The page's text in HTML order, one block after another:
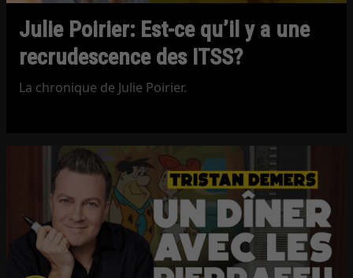
Julie Poirier: Est-ce qu’il y a une
recrudescence des ITSS?
La chronique de Julie Poirier.